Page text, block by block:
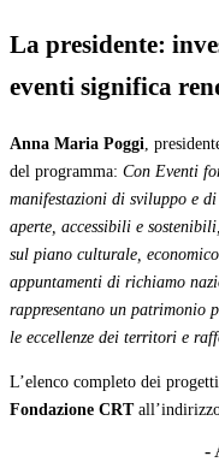
La presidente:
eventi significa
Anna Maria Poggi ,
del programma: Con Eventi
manifestazioni di sviluppo e
aperte, accessibili e
sul piano culturale,
appuntamenti di richiamo
rappresentano un patrimonio
le eccellenze dei territori e
L’elenco completo dei
Fondazione CRT
-